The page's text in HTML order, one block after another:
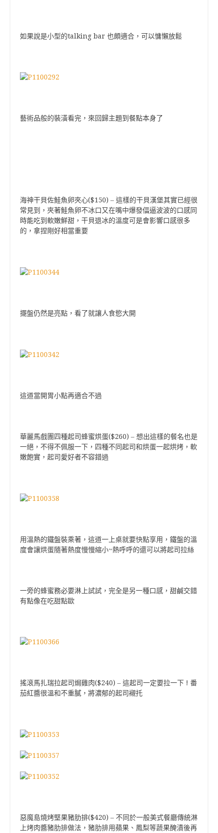
如果說是小型的talking bar 也頗適合，可以慵懶放鬆
藝術品般的裝潢看完，來回歸主題到餐點本身了
海神干貝佐鮭魚卵夾心($150) – 這樣的干貝漢堡其實已經很
常見到，夾著鮭魚卵不冰口又在嘴中爆發偪逼波波的口感同
時能吃到軟嫩鮮甜，干貝退冰的溫度可是會影響口感很多
的，拿捏剛好相當重要
擺盤仍然是亮點，看了就讓人食慾大開
這道當開胃小點再適合不過
華麗馬戲團四種起司蜂蜜烘蛋($260) – 想出這樣的餐名也是
一絕，不得不佩服一下，四種不同起司和烘蛋一起烘烤，軟
嫩飽實，起司愛好者不容錯過
用溫熱的鐵盤裝乘著，這道一上桌就要快點享用，鐵盤的溫
度會讓烘蛋隨著熱度慢慢縮小~熱呼呼的還可以將起司拉絲
一旁的蜂蜜務必要淋上試試，完全是另一種口感，甜鹹交錯
有點像在吃甜點歐
搖滾馬扎瑞拉起司焗雞肉($240) – 這起司一定要拉一下 ! 番
茄紅醬很溫和不重膩，將濃郁的起司襯托
惡魔島燒烤堅果豬肋排($420) – 不同於一般美式餐廳傳統淋
上烤肉醬豬肋排做法，豬肋排用蘋果、鳳梨等蔬果醃漬後再